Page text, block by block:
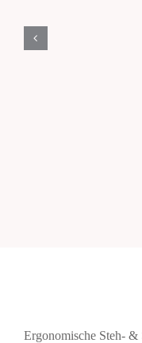
Ergonomische Steh-